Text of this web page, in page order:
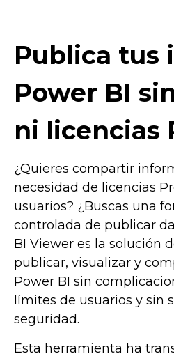
Publica tus
Power BI
ni licencias
¿Quieres compartir
necesidad de licencias
usuarios? ¿Buscas una
controlada de publicar
BI Viewer es la solución
publicar, visualizar y
Power BI sin
límites de usuarios y sin
seguridad.
Esta herramienta ha